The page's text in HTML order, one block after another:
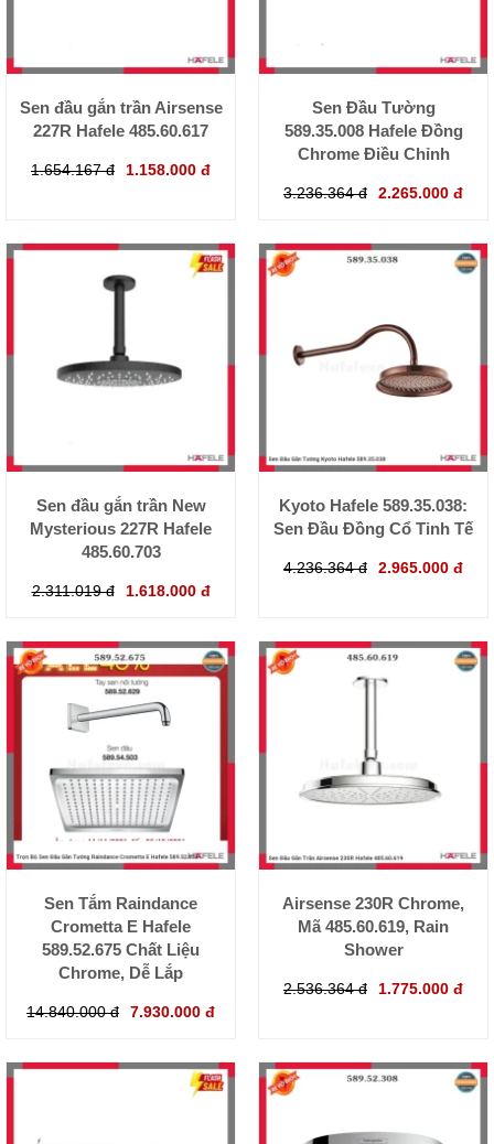
Sen đầu gắn trần Airsense
227R Hafele 485.60.617
1.654.167 đ 1.158.000 đ
Sen Đầu Tường
589.35.008 Hafele Đồng
Chrome Điều Chỉnh
3.236.364 đ 2.265.000 đ
Sen đầu gắn trần New
Mysterious 227R Hafele
485.60.703
2.311.019 đ 1.618.000 đ
Kyoto Hafele 589.35.038:
Sen Đầu Đồng Cổ Tinh Tế
4.236.364 đ 2.965.000 đ
Sen Tắm Raindance
Crometta E Hafele
589.52.675 Chất Liệu
Chrome, Dễ Lắp
14.840.000 đ 7.930.000 đ
Airsense 230R Chrome,
Mã 485.60.619, Rain
Shower
2.536.364 đ 1.775.000 đ